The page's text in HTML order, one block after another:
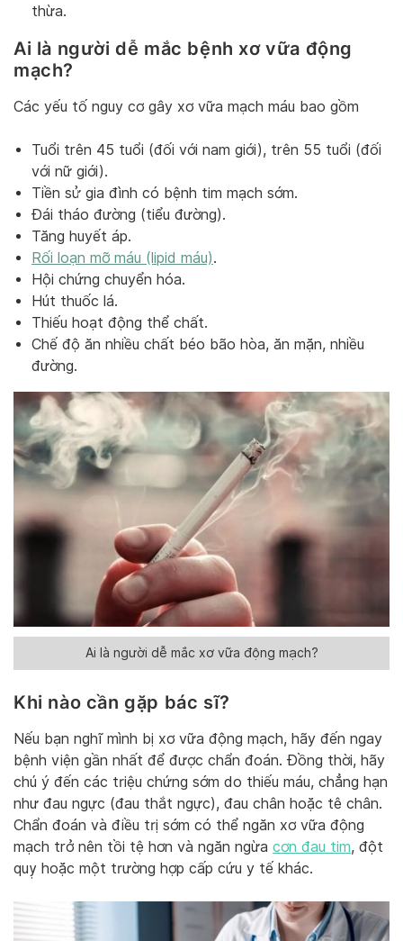
thừa.
Ai là người dễ mắc bệnh xơ vữa động
mạch?
Các yếu tố nguy cơ gây xơ vữa mạch máu bao gồm
Tuổi trên 45 tuổi (đối với nam giới), trên 55 tuổi (đối
với nữ giới).
Tiền sử gia đình có bệnh tim mạch sớm.
Đái tháo đường (tiểu đường).
Tăng huyết áp.
Rối loạn mỡ máu (lipid máu).
Hội chứng chuyển hóa.
Hút thuốc lá.
Thiếu hoạt động thể chất.
Chế độ ăn nhiều chất béo bão hòa, ăn mặn, nhiều
đường.
Ai là người dễ mắc xơ vữa động mạch?
Khi nào cần gặp bác sĩ?
Nếu bạn nghĩ mình bị xơ vữa động mạch, hãy đến ngay
bệnh viện gần nhất để được chẩn đoán. Đồng thời, hãy
chú ý đến các triệu chứng sớm do thiếu máu, chẳng hạn
như đau ngực (đau thắt ngực), đau chân hoặc tê chân.
Chẩn đoán và điều trị sớm có thể ngăn xơ vữa động
mạch trở nên tồi tệ hơn và ngăn ngừa cơn đau tim, đột
quỵ hoặc một trường hợp cấp cứu y tế khác.